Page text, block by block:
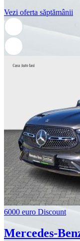
Vezi oferta săptămânii
6000 euro Discount
Mercedes-